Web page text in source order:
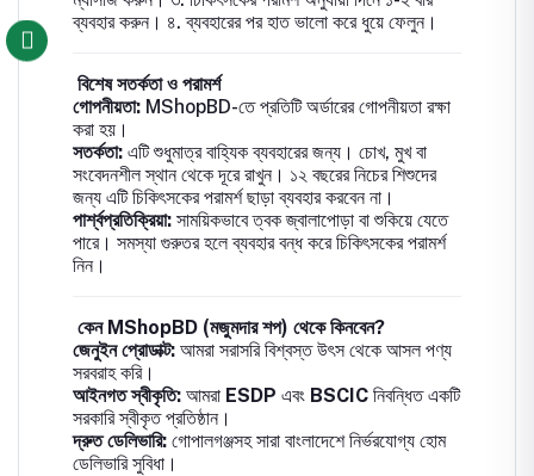
ব্যবহার করুন। ৪. ব্যবহারের পর হাত ভালো করে ধুয়ে ফেলুন।
বিশেষ সতর্কতা ও পরামর্শ
গোপনীয়তা: MShopBD-তে প্রতিটি অর্ডারের গোপনীয়তা রক্ষা
করা হয়।
সতর্কতা: এটি শুধুমাত্র বাহ্যিক ব্যবহারের জন্য। চোখ, মুখ বা
সংবেদনশীল স্থান থেকে দূরে রাখুন। ১২ বছরের নিচের শিশুদের
জন্য এটি চিকিৎসকের পরামর্শ ছাড়া ব্যবহার করবেন না।
পার্শ্বপ্রতিক্রিয়া: সাময়িকভাবে ত্বক জ্বালাপোড়া বা শুকিয়ে যেতে
পারে। সমস্যা গুরুতর হলে ব্যবহার বন্ধ করে চিকিৎসকের পরামর্শ
নিন।
কেন MShopBD (মজুমদার শপ) থেকে কিনবেন?
জেনুইন প্রোডাক্ট: আমরা সরাসরি বিশ্বস্ত উৎস থেকে আসল পণ্য
সরবরাহ করি।
আইনগত স্বীকৃতি: আমরা ESDP এবং BSCIC নিবন্ধিত একটি
সরকারি স্বীকৃত প্রতিষ্ঠান।
দ্রুত ডেলিভারি: গোপালগঞ্জসহ সারা বাংলাদেশে নির্ভরযোগ্য হোম
ডেলিভারি সুবিধা।